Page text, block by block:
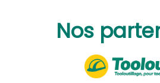
Nos